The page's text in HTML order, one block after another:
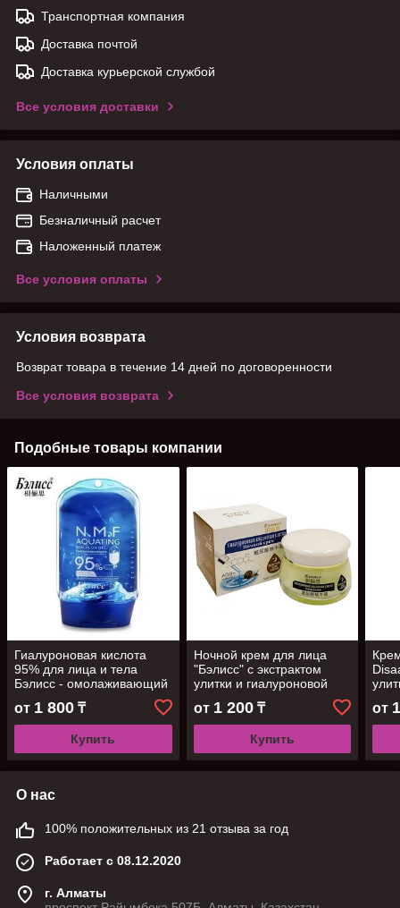
Транспортная компания
Доставка почтой
Доставка курьерской службой
Все условия доставки
Условия оплаты
Наличными
Безналичный расчет
Наложенный платеж
Все условия оплаты
Условия возврата
Возврат товара в течение 14 дней по договоренности
Все условия возврата
Подобные товары компании
Гиалуроновая кислота
95% для лица и тела
Бэлисс - омолаживающий
лифтинг-эффект, 300мл
от 1 800 ₸
Купить
Ночной крем для лица
"Бэлисс" с экстрактом
улитки и гиалуроновой
от 1 200₸
Купить
от
О нас
100% положительных из 21 отзыва за год
Работает с 08.12.2020
г. Алматы